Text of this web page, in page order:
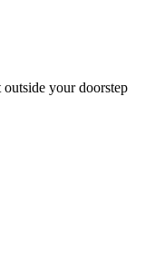
your doorstep